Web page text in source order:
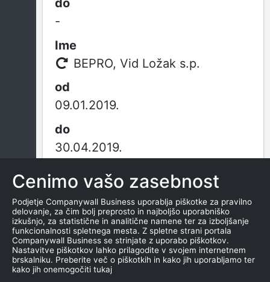
-
BEPRO, Vid Ložak s.p.
09.01.2019.
30.04.2019.
Vid Ložak s.p.
Od ustanovitve
09.01.2019.
Cenimo vašo zasebnost
Podjetje Companywall Business uporablja piškotke za pravilno
delovanje, za čim bolj preprosto in najboljšo uporabniško
izkušnjo, za statistične in analitične namene ter za izboljšanje
funkcionalnosti spletnega mesta. Z spletne strani portala
Companywall Business se strinjate z uporabo piškotkov.
Nastavitve piškotkov lahko prilagodite v svojem internetnem
brskalniku. Preberite več o piškotkih in kako jih uporabljamo ter
kako jih onemogočiti tukaj